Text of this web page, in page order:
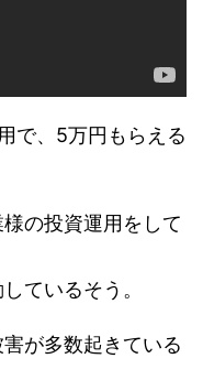
で、5万円もらえる
の投資運用をして
ているそう。
が多数起きている